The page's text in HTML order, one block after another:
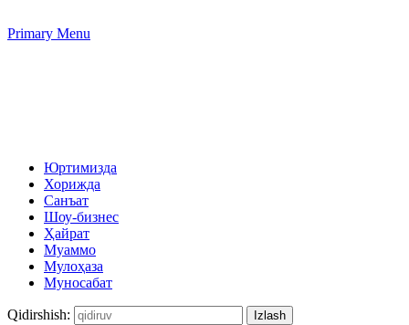
Primary Menu
Юртимизда
Хорижда
Санъат
Шоу-бизнес
Ҳайрат
Муаммо
Мулоҳаза
Муносабат
Qidirshish: